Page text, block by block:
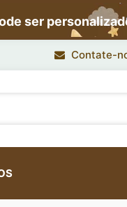
ser
Contate-